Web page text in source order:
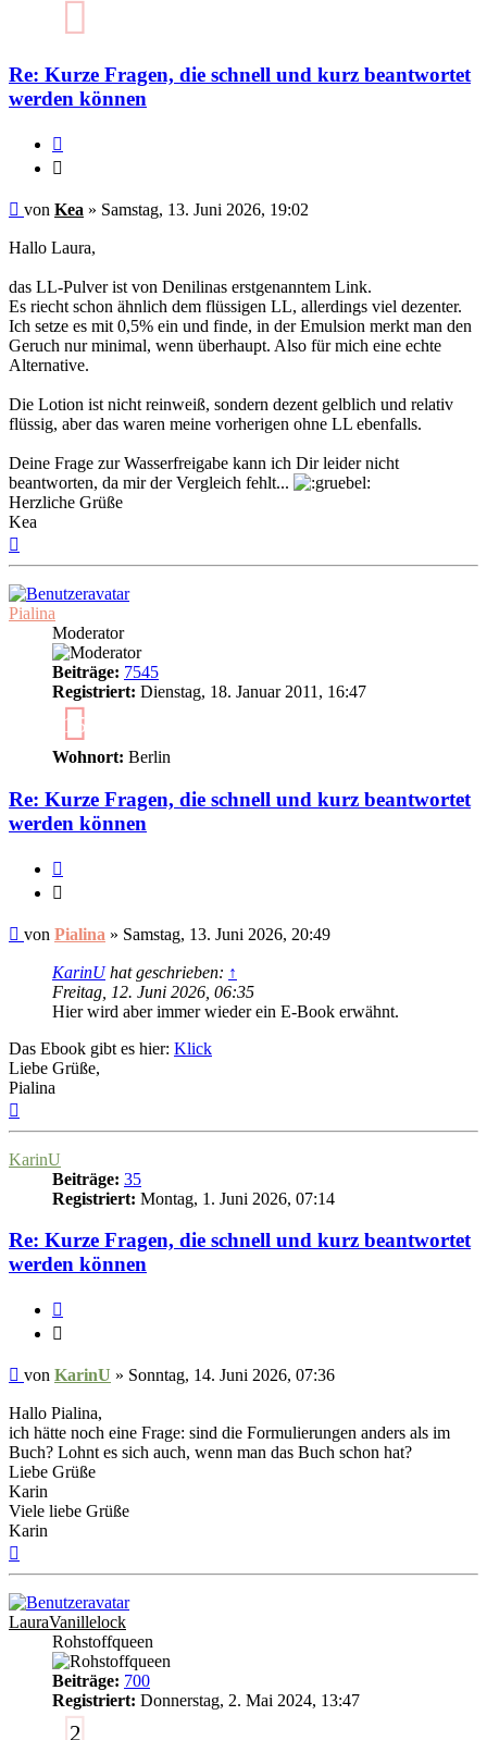
Re: Kurze Fragen, die schnell und kurz beantwortet
werden können
Ungelesener
von Kea » Samstag, 13. Juni 2026, 19:02
Hallo Laura,
das LL-Pulver ist von Denilinas erstgenanntem Link.
Es riecht schon ähnlich dem flüssigen LL, allerdings viel dezenter.
Ich setze es mit 0,5% ein und finde, in der Emulsion merkt man den
Geruch nur minimal, wenn überhaupt. Also für mich eine echte
Alternative.
Die Lotion ist nicht reinweiß, sondern dezent gelblich und relativ
flüssig, aber das waren meine vorherigen ohne LL ebenfalls.
Deine Frage zur Wasserfreigabe kann ich Dir leider nicht
beantworten, da mir der Vergleich fehlt...
Herzliche Grüße
Kea
Pialina
Moderator
Beiträge: 7545
Registriert: Dienstag, 18. Januar 2011, 16:47
15
Wohnort: Berlin
Re: Kurze Fragen, die schnell und kurz beantwortet
werden können
Ungelesener
von Pialina » Samstag, 13. Juni 2026, 20:49
KarinUhat geschrieben: ↑
Freitag, 12. Juni 2026, 06:35
Hier wird aber immer wieder ein E-Book erwähnt.
Das Ebook gibt es hier: Klick
Liebe Grüße,
Pialina
KarinU
Beiträge: 35
Registriert: Montag, 1. Juni 2026, 07:14
Re: Kurze Fragen, die schnell und kurz beantwortet
werden können
Ungelesener
von KarinU » Sonntag, 14. Juni 2026, 07:36
Hallo Pialina,
ich hätte noch eine Frage: sind die Formulierungen anders als im
Buch? Lohnt es sich auch, wenn man das Buch schon hat?
Liebe Grüße
Karin
Viele liebe Grüße
Karin
LauraVanillelock
Rohstoffqueen
Beiträge: 700
Registriert: Donnerstag, 2. Mai 2024, 13:47
2